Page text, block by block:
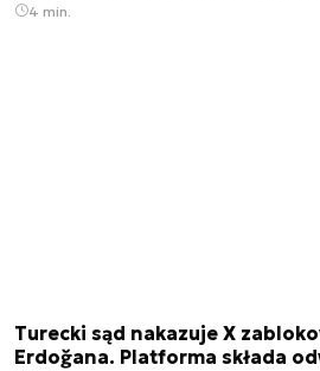
4 min.
Turecki sąd nakazuje X
Erdoğana. Platforma składa